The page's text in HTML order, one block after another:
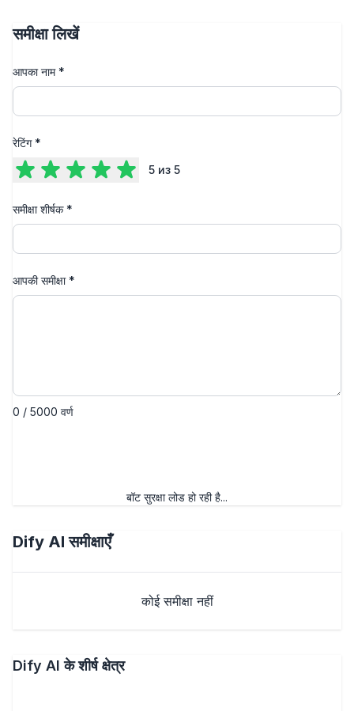
समीक्षा लिखें
आपका नाम *
रेटिंग *
5 из 5
समीक्षा शीर्षक *
आपकी समीक्षा *
0 / 5000 वर्ण
बॉट सुरक्षा लोड हो रही है...
Dify AI समीक्षाएँ
कोई समीक्षा नहीं
Dify AI के शीर्ष क्षेत्र